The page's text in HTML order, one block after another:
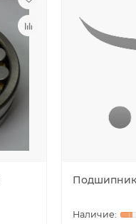
Подшипник